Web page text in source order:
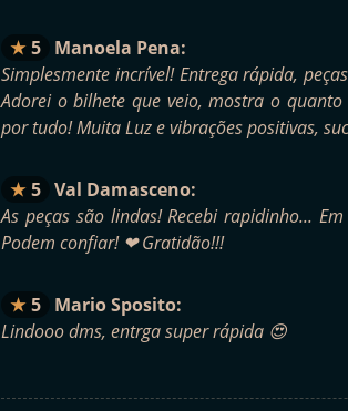
5
Manoela Pena:
Simplesmente incrível! Entrega rápida,
Adorei o bilhete que veio, mostra o
por tudo! Muita Luz e vibrações positivas,
5 Val Damasceno:
As peças são lindas! Recebi rapidinho...
Podem confiar! ❤ Gratidão!!!
5
Mario Sposito:
Lindooo dms, entrga super rápida 😍